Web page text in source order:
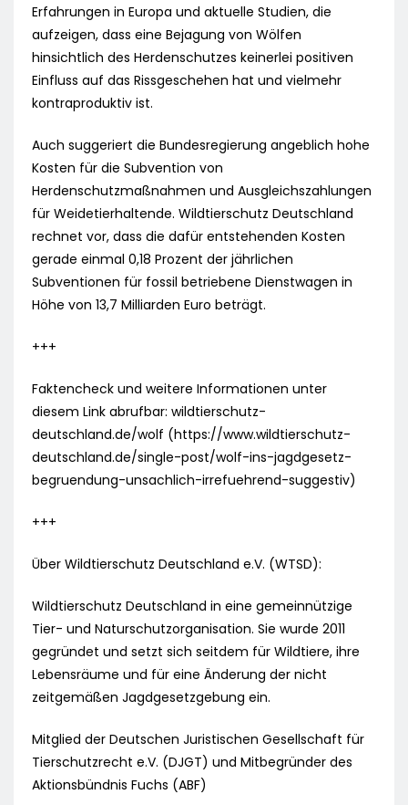
Erfahrungen in Europa und aktuelle Studien, die
aufzeigen, dass eine Bejagung von Wölfen
hinsichtlich des Herdenschutzes keinerlei positiven
Einfluss auf das Rissgeschehen hat und vielmehr
kontraproduktiv ist.
Auch suggeriert die Bundesregierung angeblich hohe
Kosten für die Subvention von
Herdenschutzmaßnahmen und Ausgleichszahlungen
für Weidetierhaltende. Wildtierschutz Deutschland
rechnet vor, dass die dafür entstehenden Kosten
gerade einmal 0,18 Prozent der jährlichen
Subventionen für fossil betriebene Dienstwagen in
Höhe von 13,7 Milliarden Euro beträgt.
+++
Faktencheck und weitere Informationen unter
diesem Link abrufbar: wildtierschutz-
deutschland.de/wolf (https://www.wildtierschutz-
deutschland.de/single-post/wolf-ins-jagdgesetz-
begruendung-unsachlich-irrefuehrend-suggestiv)
+++
Über Wildtierschutz Deutschland e.V. (WTSD):
Wildtierschutz Deutschland in eine gemeinnützige
Tier- und Naturschutzorganisation. Sie wurde 2011
gegründet und setzt sich seitdem für Wildtiere, ihre
Lebensräume und für eine Änderung der nicht
zeitgemäßen Jagdgesetzgebung ein.
Mitglied der Deutschen Juristischen Gesellschaft für
Tierschutzrecht e.V. (DJGT) und Mitbegründer des
Aktionsbündnis Fuchs (ABF)